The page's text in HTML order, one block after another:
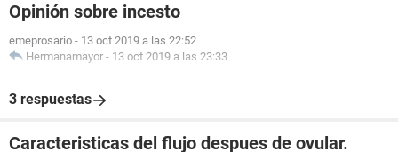
Opinión sobre incesto
emeprosario - 13 oct 2019 a las 22:52
Hermanamayor - 13 oct 2019 a las 23:33
3 respuestas
Caracteristicas del flujo despues de ovular.